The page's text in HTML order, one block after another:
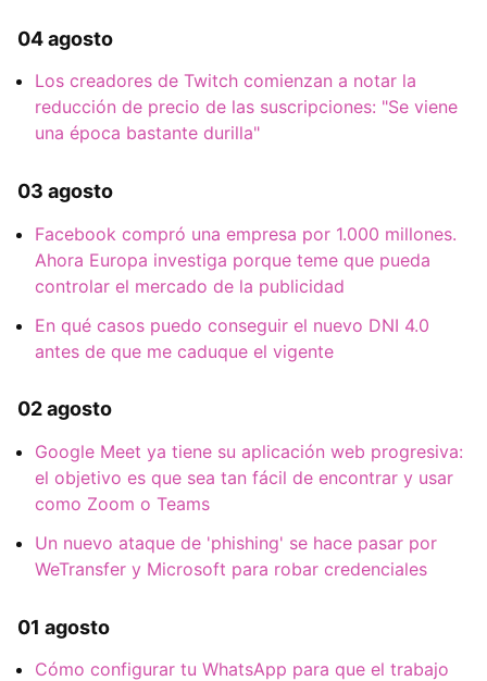
04 agosto
Los creadores de Twitch comienzan a notar la
reducción de precio de las suscripciones: "Se viene
una época bastante durilla"
03 agosto
Facebook compró una empresa por 1.000 millones.
Ahora Europa investiga porque teme que pueda
controlar el mercado de la publicidad
En qué casos puedo conseguir el nuevo DNI 4.0
antes de que me caduque el vigente
02 agosto
Google Meet ya tiene su aplicación web progresiva:
el objetivo es que sea tan fácil de encontrar y usar
como Zoom o Teams
Un nuevo ataque de 'phishing' se hace pasar por
WeTransfer y Microsoft para robar credenciales
01 agosto
Cómo configurar tu WhatsApp para que el trabajo